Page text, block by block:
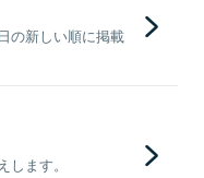
の新しい順に掲載
ます。